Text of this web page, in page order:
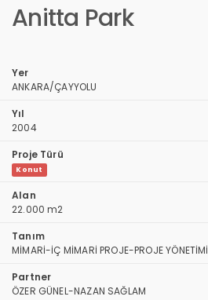
Anitta Park
Yer
ANKARA/ÇAYYOLU
Yıl
2004
Proje Türü
Konut
Alan
22.000 m2
Tanım
MİMARİ-İÇ MİMARİ PROJE-PROJE YÖNETİMİ
Partner
ÖZER GÜNEL-NAZAN SAĞLAM